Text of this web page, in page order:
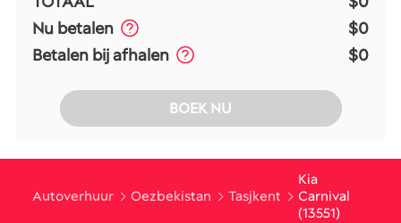
Nu betalen
$0
Betalen bij afhalen
$0
BOEK NU
Autoverhuur Oezbekistan Tasjkent
Kia
Carnival
(13551)